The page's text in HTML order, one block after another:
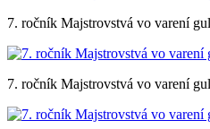
7. ročník Majstrovstvá vo varení
7. ročník Majstrovstvá vo varení